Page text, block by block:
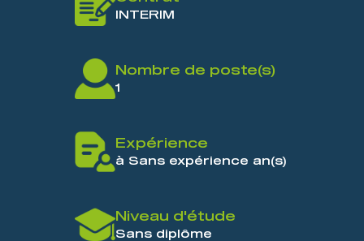
INTERIM
Nombre de poste(s)
1
Expérience
à Sans expérience an(s)
Niveau d'étude
Sans diplôme